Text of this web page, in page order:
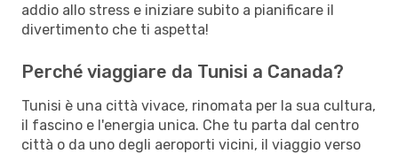
addio allo stress e iniziare subito a pianificare il
divertimento che ti aspetta!
Perché viaggiare da Tunisi a Canada?
Tunisi è una città vivace, rinomata per la sua cultura,
il fascino e l'energia unica. Che tu parta dal centro
città o da uno degli aeroporti vicini, il viaggio verso